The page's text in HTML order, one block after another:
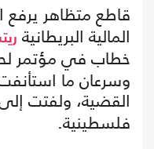
قاطع متظاهر يرفع
المالية البريطانية
خطاب في مؤتمر
وسرعان ما
القضية، ولفتت
فلسطينية.